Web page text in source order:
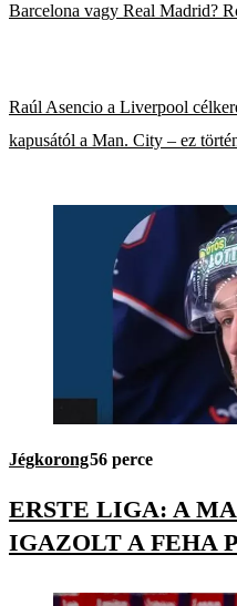
Barcelona vagy Real Madrid?
Raúl Asencio a Liverpool
kapusától a Man. City – ez
Jégkorong56 perce
ERSTE LIGA: A
IGAZOLT A FEHA